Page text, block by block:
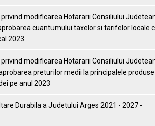
modificarea Hotararii Consiliului
cuantumului taxelor si tarifelor locale
2023
modificarea Hotararii Consiliului
preturilor medii la principalele produse
pe anul 2023
Durabila a Judetului Arges 2021 - 2027 -